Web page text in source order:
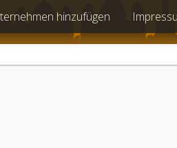
hinzufügen